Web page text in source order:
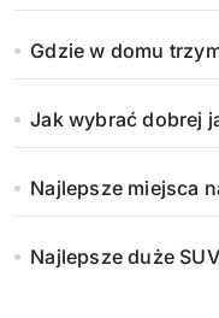
Gdzie w domu
Jak wybrać dobrej
Najlepsze miejsca
Najlepsze duże